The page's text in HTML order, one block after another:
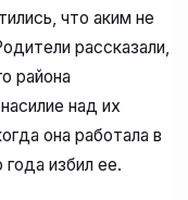
что аким не
рассказали,
района
над их
она работала в
избил ее.